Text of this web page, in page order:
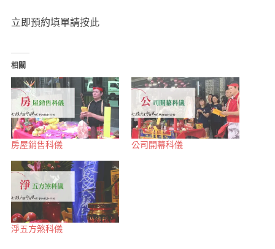
立即預約填單請按此
相關
房屋銷售科儀 公司開幕科儀
淨五方煞科儀